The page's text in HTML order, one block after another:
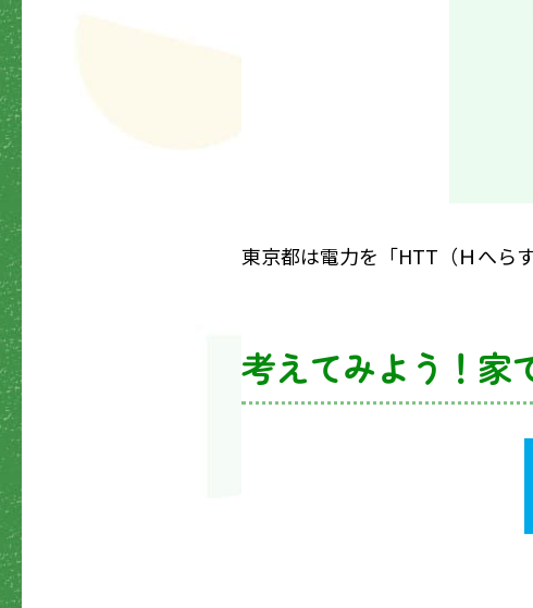
東京都は電力を「HTT（Ｈへら
考えてみよう！家